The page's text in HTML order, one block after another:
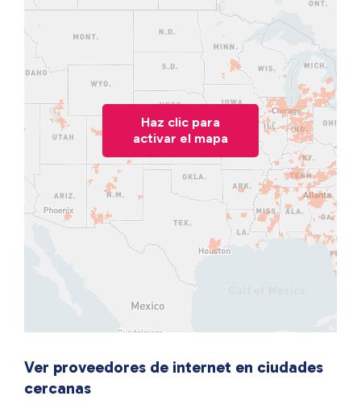
Haz clic para
activar el mapa
Ver proveedores de internet en ciudades
cercanas